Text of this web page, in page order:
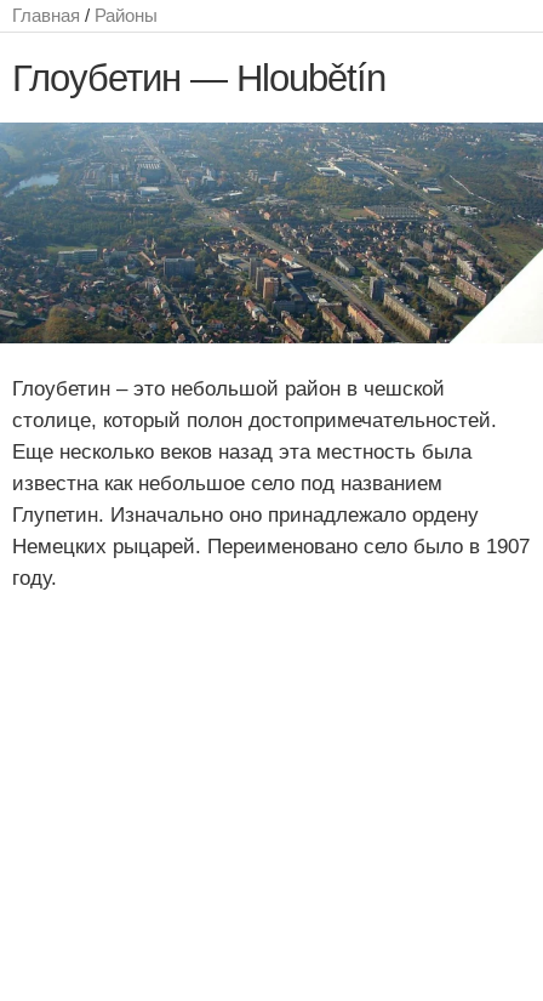
Главная / Районы
Глоубетин — Hloubětín
Глоубетин – это небольшой район в чешской
столице, который полон достопримечательностей.
Еще несколько веков назад эта местность была
известна как небольшое село под названием
Глупетин. Изначально оно принадлежало ордену
Немецких рыцарей. Переименовано село было в 1907
году.